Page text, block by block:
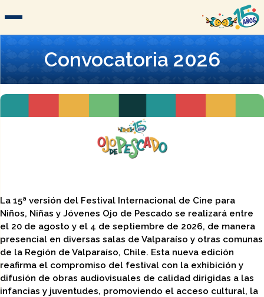
Convocatoria 2026
La 15ª versión del Festival Internacional de Cine para
Niños, Niñas y Jóvenes Ojo de Pescado se realizará entre
el 20 de agosto y el 4 de septiembre de 2026, de manera
presencial en diversas salas de Valparaíso y otras comunas
de la Región de Valparaíso, Chile. Esta nueva edición
reafirma el compromiso del festival con la exhibición y
difusión de obras audiovisuales de calidad dirigidas a las
infancias y juventudes, promoviendo el acceso cultural, la